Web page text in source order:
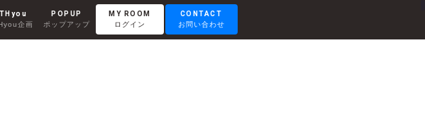
RENTAL ROOM RENTAL LOUNGE
企画
POPUP
ポップアップ
MY ROOM
ログイン
CONTACT
お問い合わせ